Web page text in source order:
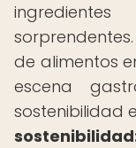
de alimentos
escena
sostenibilidad